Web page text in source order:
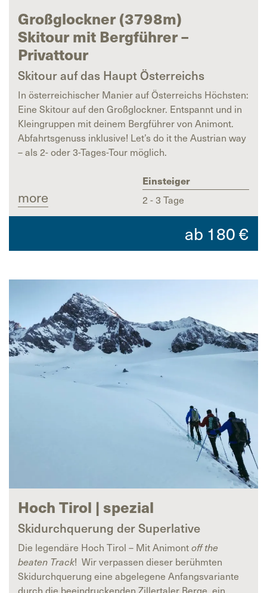
Großglockner (3798m)
Skitour mit Bergführer –
Privattour
Skitour auf das Haupt Österreichs
In österreichischer Manier auf Österreichs Höchsten:
Eine Skitour auf den Großglockner. Entspannt und in
Kleingruppen mit deinem Bergführer von Animont.
Abfahrtsgenuss inklusive! Let’s do it the Austrian way
– als 2- oder 3-Tages-Tour möglich.
more
Einsteiger
2 - 3 Tage
ab 180€
Hoch Tirol | spezial
Skidurchquerung der Superlative
Die legendäre Hoch Tirol – Mit Animontoff the
beaten Track! Wir verpassen dieser berühmten
Skidurchquerung eine abgelegene Anfangsvariante
durch die beeindruckenden Zillertaler Berge, ein